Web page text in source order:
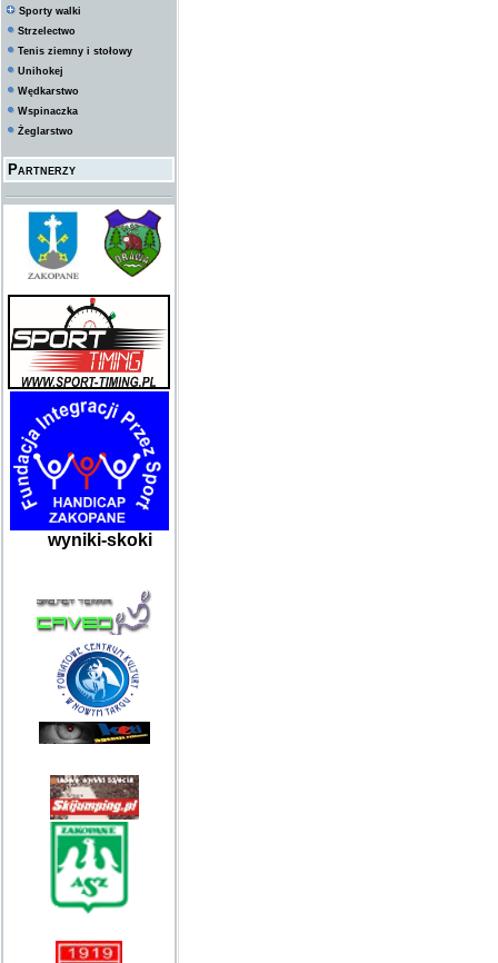
Sporty walki
Strzelectwo
Tenis ziemny i stołowy
Unihokej
Wędkarstwo
Wspinaczka
Żeglarstwo
Partnerzy
wyniki-skoki